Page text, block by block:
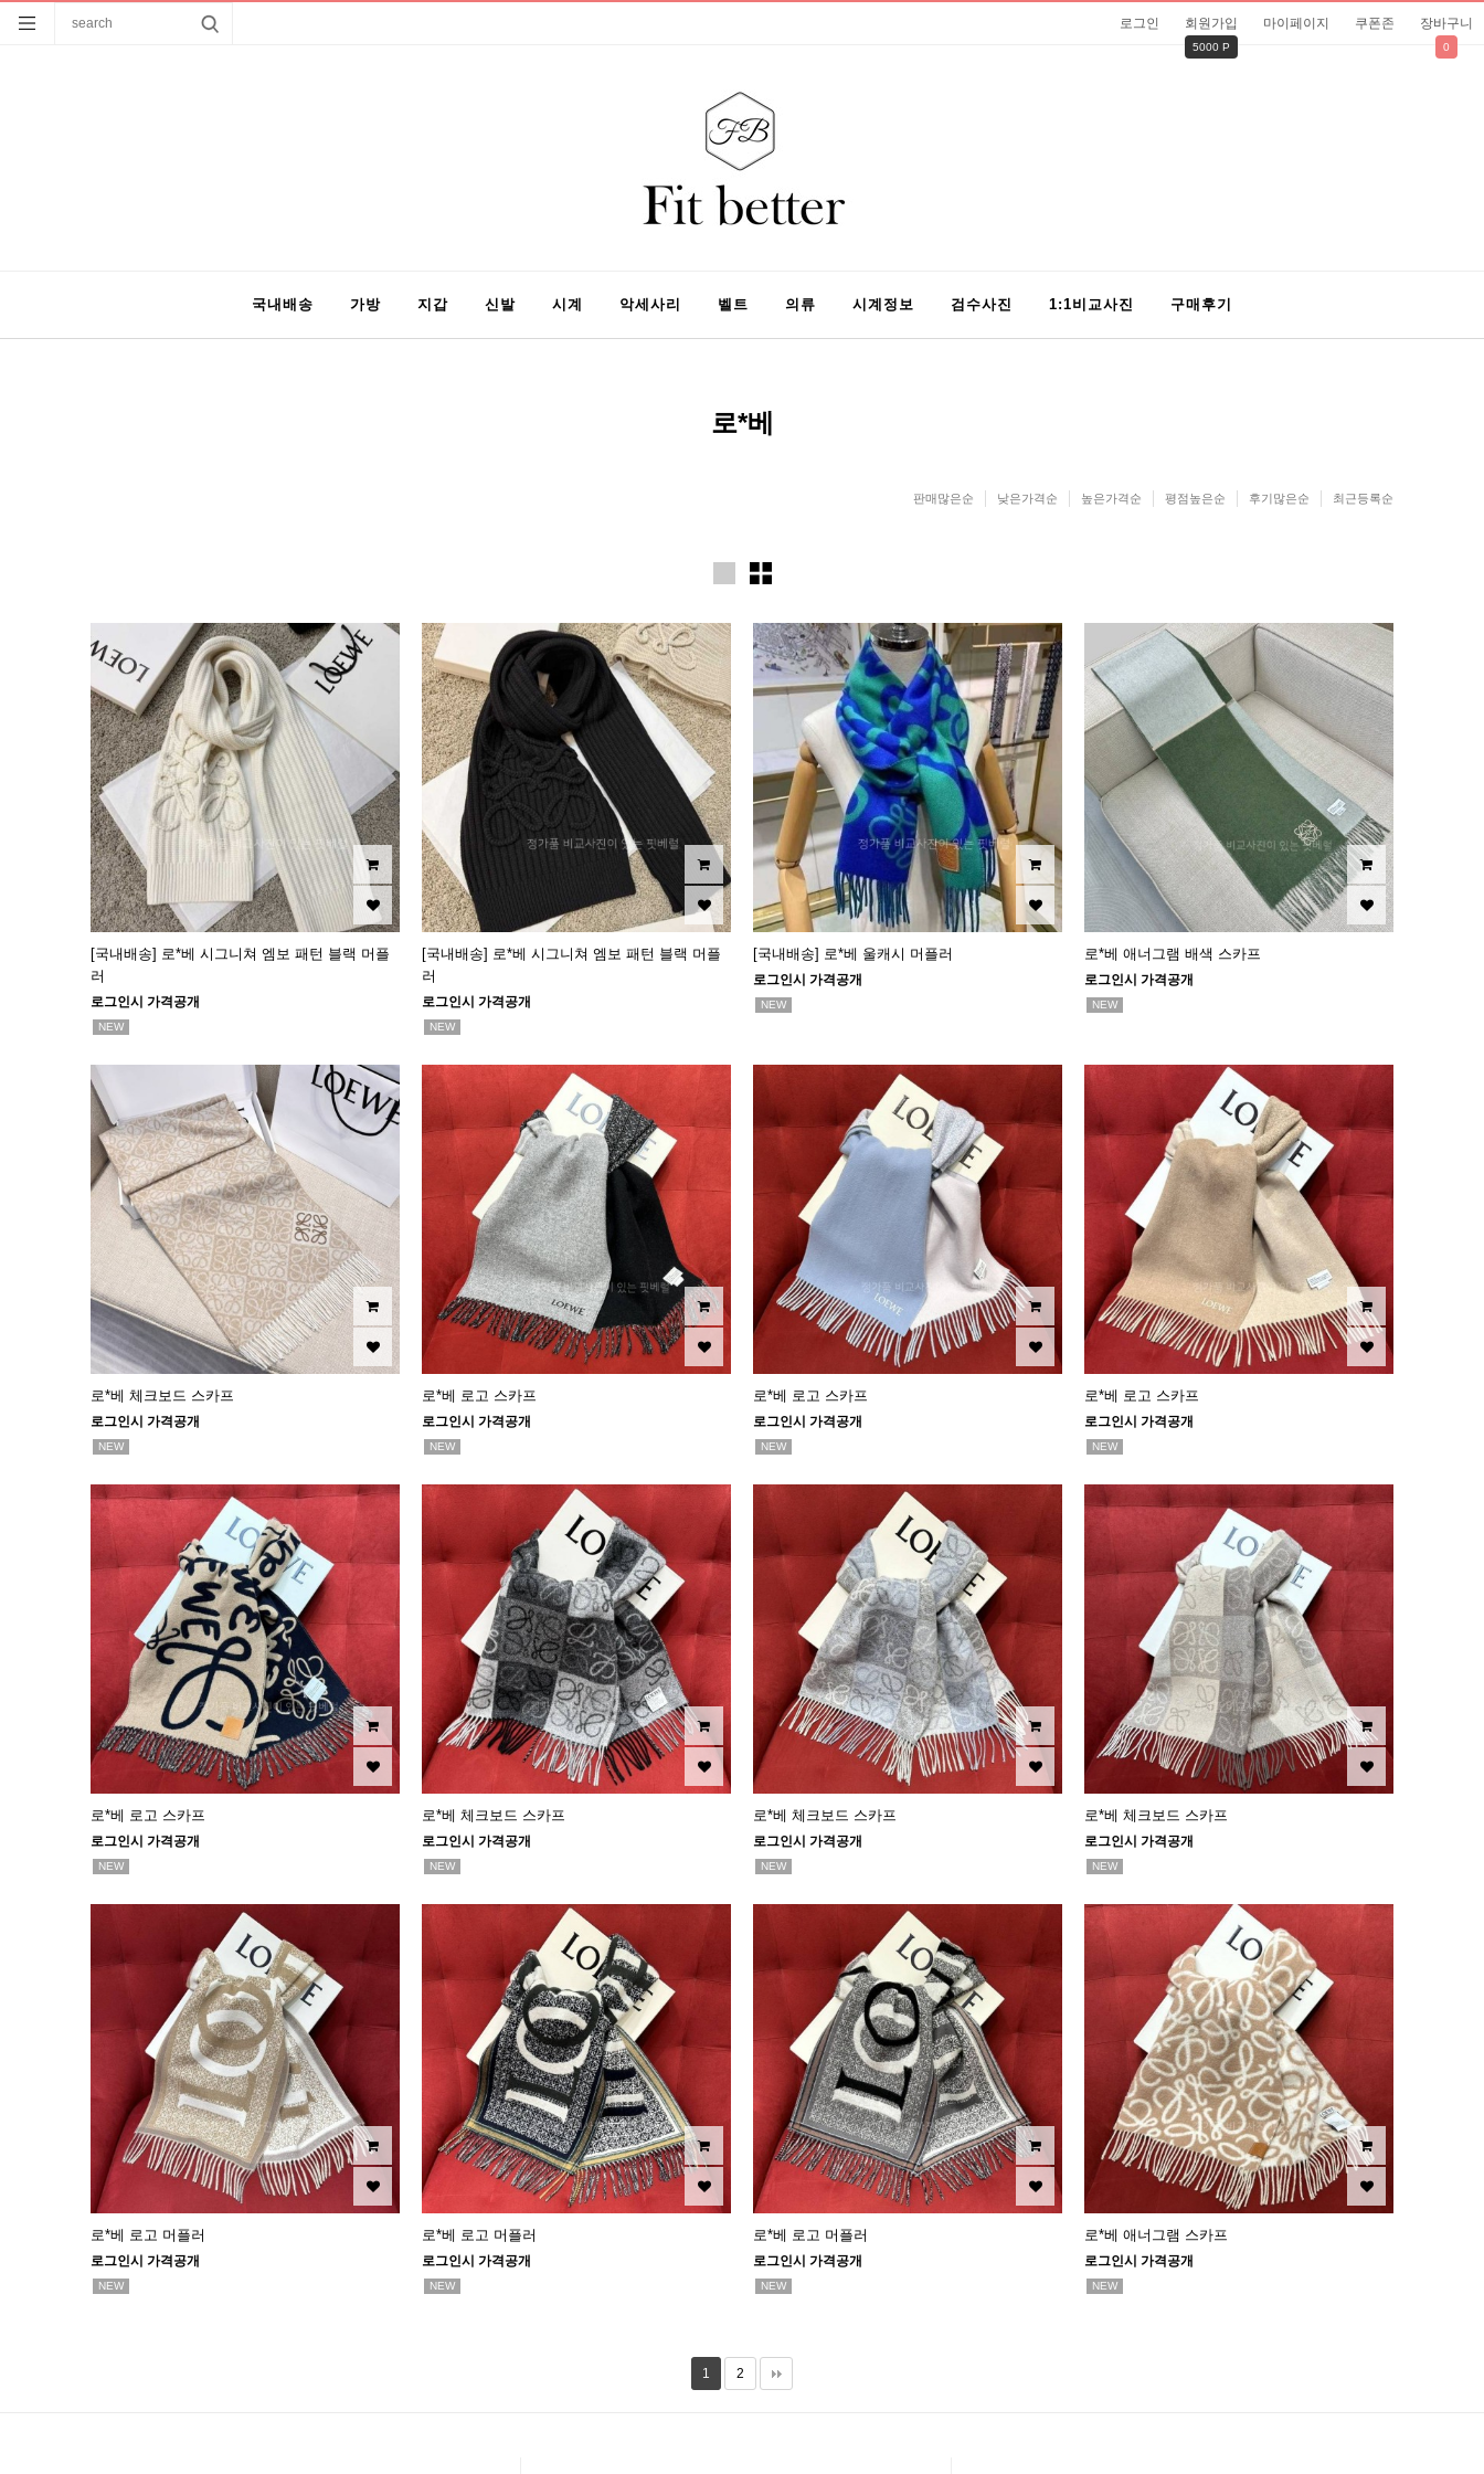
로그인 회원가입
5000 P
마이페이지 쿠폰존 장바구니
0
국내배송 가방 지갑 신발 시계 악세사리 벨트 의류 시계정보 검수사진 1:1비교사진 구매후기
로*베
판매많은순 낮은가격순 높은가격순 평점높은순 후기많은순 최근등록순
[국내배송] 로*베 시그니쳐 엠보 패턴 블랙 머플
러
로그인시 가격공개
NEW
[국내배송] 로*베 시그니쳐 엠보 패턴 블랙 머플
러
로그인시 가격공개
NEW
[국내배송] 로*베 울캐시 머플러
로그인시 가격공개
NEW
로*베 애너그램 배색 스카프
로그인시 가격공개
NEW
로*베 체크보드 스카프
로그인시 가격공개
NEW
로*베 로고 스카프
로그인시 가격공개
NEW
로*베 로고 스카프
로그인시 가격공개
NEW
로*베 로고 스카프
로그인시 가격공개
NEW
로*베 로고 스카프
로그인시 가격공개
NEW
로*베 체크보드 스카프
로그인시 가격공개
NEW
로*베 체크보드 스카프
로그인시 가격공개
NEW
로*베 체크보드 스카프
로그인시 가격공개
NEW
로*베 로고 머플러
로그인시 가격공개
NEW
로*베 로고 머플러
로그인시 가격공개
NEW
로*베 로고 머플러
로그인시 가격공개
NEW
로*베 애너그램 스카프
로그인시 가격공개
NEW
1 2